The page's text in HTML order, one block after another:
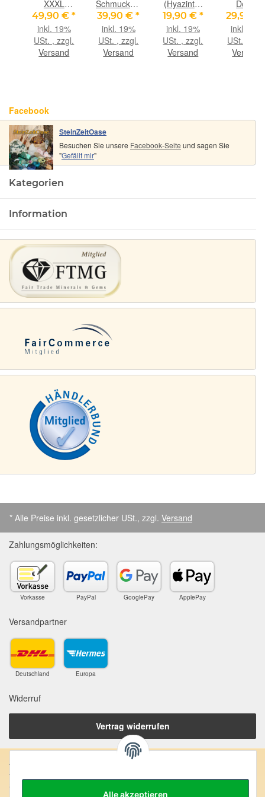
Alle akzeptieren
XXXL
Schmuckstein
/
Scheibenstein
gebohrt -
49,90 €*
inkl. 19%
USt. , zzgl.
Versand
Schmuckstein
Cabochon
gebohrt -
Sonderqualität
- Rarität -
39,90 €*
inkl. 19%
USt. , zzgl.
Versand
(Hyazinth)
34 kleine
Kristalle /
Rohsteine -
Rarität -
19,90 € *
inkl. 19%
USt. , zzgl.
Versand
Donut
Edelstein
40 mm (6
mm
29,90 €
inkl. 19%
USt. ,
Versand
Facebook
SteinZeitOase
Besuchen Sie unsere Facebook-Seite und sagen Sie
"Gefällt mir"
Kategorien
Information
* Alle Preise inkl. gesetzlicher USt., zzgl. Versand
Zahlungsmöglichkeiten:
Vorkasse PayPal GooglePay ApplePay
Versandpartner
Deutschland Europa
Widerruf
Vertrag widerrufen
Anschrift:
SteinZeitOase